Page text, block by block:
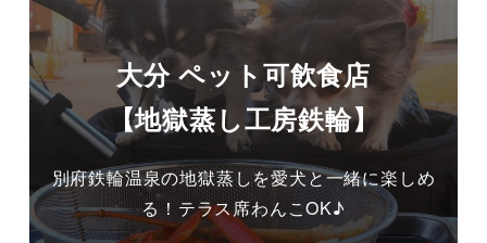
大分 ペット可飲食店
【地獄蒸し工房鉄輪】
別府鉄輪温泉の地獄蒸しを愛犬と一緒に楽しめ
る！テラス席わんこOK♪